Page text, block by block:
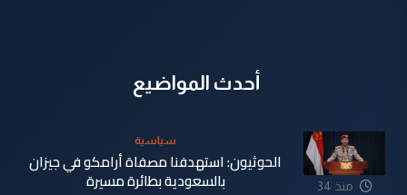
أحدث المواضيع
منذ 34
سياسية
الحوثيون: استهدفنا مصفاة أرامكو في جيزان
بالسعودية بطائرة مسيرة